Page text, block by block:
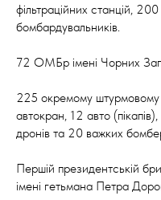
фільтраційних станцій,
бомбардувальників.
72 ОМБр імені Чорних
225 окремому штурмовому
автокран, 12 авто
дронів та 20 важких
Першій президентській
імені гетьмана Петра